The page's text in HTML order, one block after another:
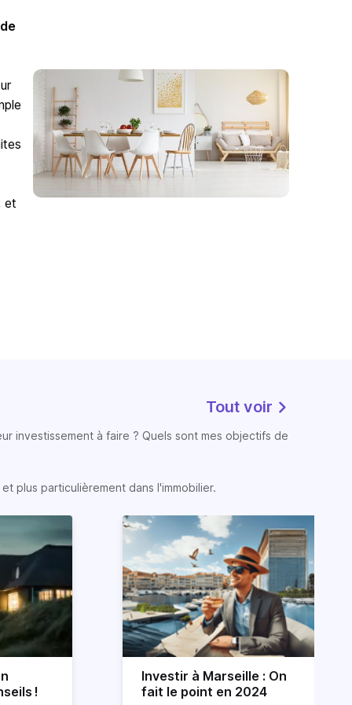
et
Tout voir
investissement à faire ? Quels sont mes objectifs de
plus particulièrement dans l'immobilier.
!
Investir à Marseille : On
fait le point en 2024